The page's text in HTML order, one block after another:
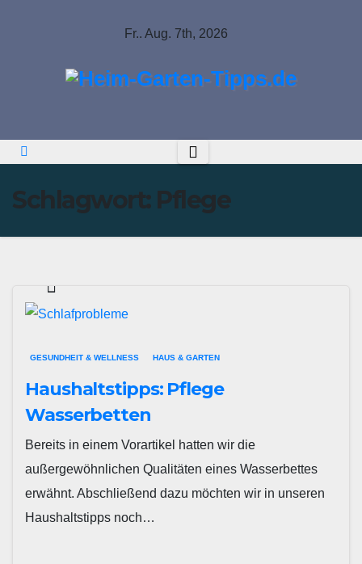
Fr.. Aug. 7th, 2026
Schlagwort: Pflege
GESUNDHEIT & WELLNESS HAUS & GARTEN
Haushaltstipps: Pflege
Wasserbetten
Bereits in einem Vorartikel hatten wir die
außergewöhnlichen Qualitäten eines Wasserbettes
erwähnt. Abschließend dazu möchten wir in unseren
Haushaltstipps noch…